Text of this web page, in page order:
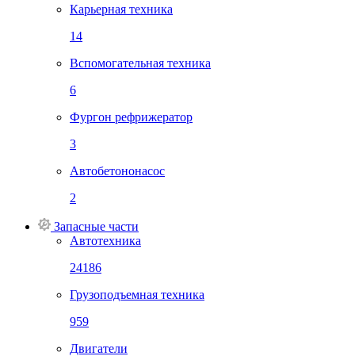
Карьерная техника
14
Вспомогательная техника
6
Фургон рефрижератор
3
Автобетононасос
2
Запасные части
Автотехника
24186
Грузоподъемная техника
959
Двигатели